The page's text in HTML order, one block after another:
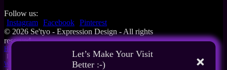
Let’s Make Your Visit
Better :-)
Follow us:
Instagram Facebook Pinterest
© 2026 Se'tyo - Expression Design - All rights
reserved
Home
What's New